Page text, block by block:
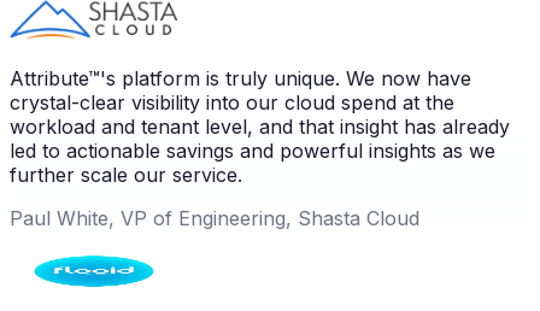
Attribute™'s platform is truly unique. We now have
crystal-clear visibility into our cloud spend at the
workload and tenant level, and that insight has already
led to actionable savings and powerful insights as we
further scale our service.
Paul White, VP of Engineering, Shasta Cloud